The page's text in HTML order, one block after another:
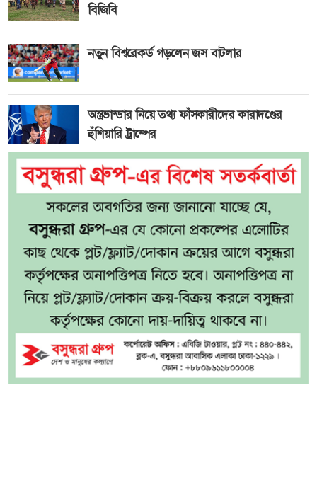
বিজিবি
নতুন বিশ্বরেকর্ড গড়লেন জস বাটলার
অস্ত্রভান্ডার নিয়ে তথ্য ফাঁসকারীদের কারাদণ্ডের
হুঁশিয়ারি ট্রাম্পের